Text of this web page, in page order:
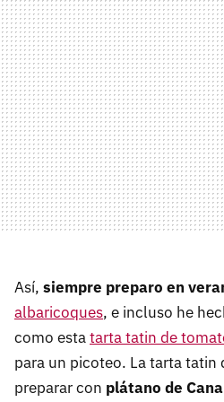
Así, siempre preparo en
albaricoques, e incluso he
como estatarta tatin de
para un picoteo. La tarta tatin
preparar con plátano de